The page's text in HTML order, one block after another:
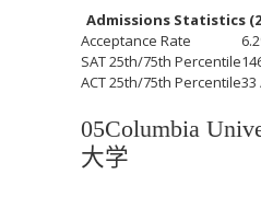
Admissions Statistics
Acceptance Rate
SAT 25th/75th Percentile
ACT 25th/75th Percentile33
05Columbia
大学